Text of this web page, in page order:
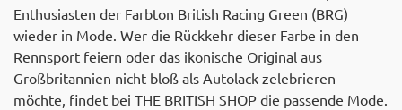
Enthusiasten der Farbton British Racing Green (BRG)
wieder in Mode. Wer die Rückkehr dieser Farbe in den
Rennsport feiern oder das ikonische Original aus
Großbritannien nicht bloß als Autolack zelebrieren
möchte, findet bei THE BRITISH SHOP die passende Mode.